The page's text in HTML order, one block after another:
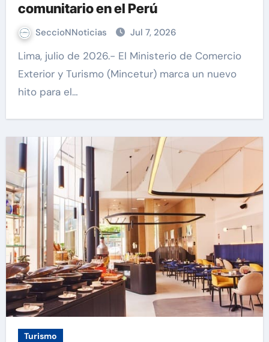
comunitario en el Perú
SeccioNNoticias Jul 7, 2026
Lima, julio de 2026.- El Ministerio de Comercio
Exterior y Turismo (Mincetur) marca un nuevo
hito para el…
Turismo